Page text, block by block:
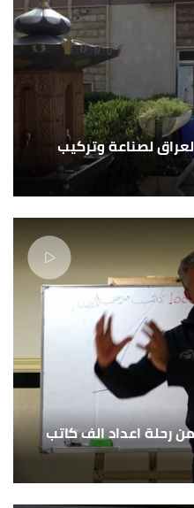
لصناعة وتركيب
رحلة اعداد الف كاتب